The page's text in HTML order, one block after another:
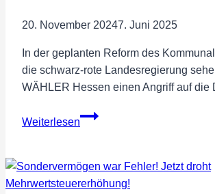
20. November 20247. Juni 2025
In der geplanten Reform des
die schwarz-rote Landesregierung
WÄHLER Hessen einen Angriff auf
Weiterlesen
Änderung
durch
die